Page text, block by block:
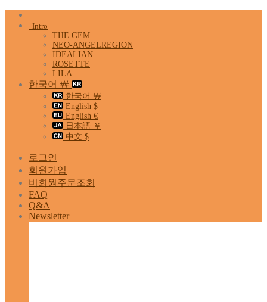
Skip
Intro
THE GEM
NEO-ANGELREGION
IDEALIAN
ROSETTE
LILA
한국어 ￦
한국어 ￦
English $
English €
日本語 ￥
中文 $
로그인
회원가입
비회원주문조회
FAQ
Q&A
Newsletter